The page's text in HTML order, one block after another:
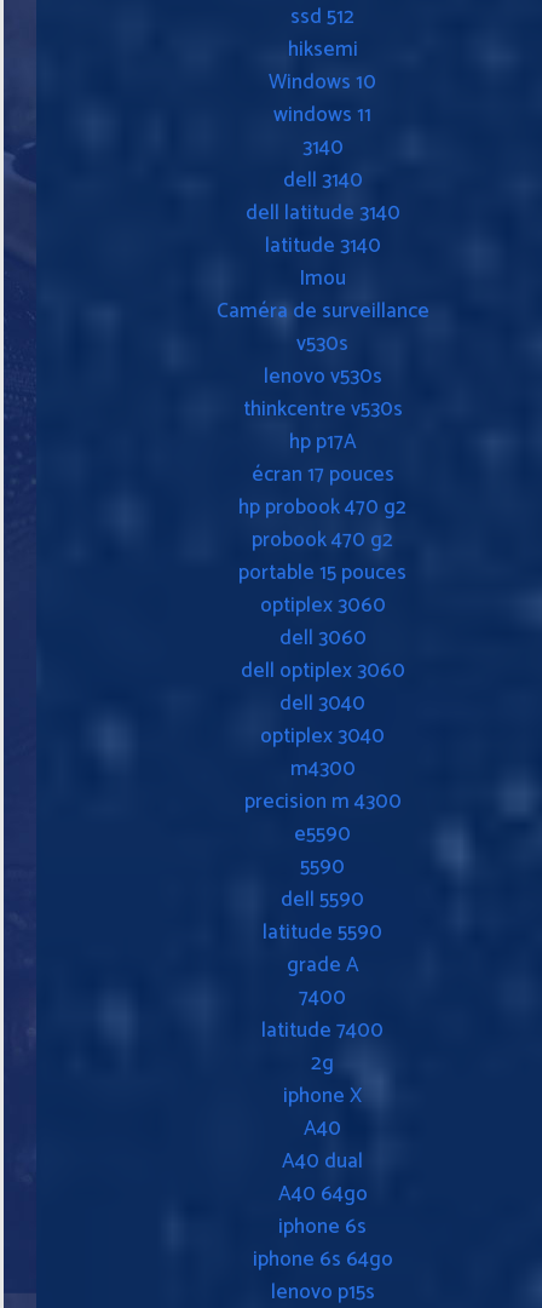
ssd 512
hiksemi
Windows 10
windows 11
3140
dell 3140
dell latitude 3140
latitude 3140
Imou
Caméra de surveillance
v530s
lenovo v530s
thinkcentre v530s
hp p17A
écran 17 pouces
hp probook 470 g2
probook 470 g2
portable 15 pouces
optiplex 3060
dell 3060
dell optiplex 3060
dell 3040
optiplex 3040
m4300
precision m 4300
e5590
5590
dell 5590
latitude 5590
grade A
7400
latitude 7400
2g
iphone X
A40
A40 dual
A40 64go
iphone 6s
iphone 6s 64go
lenovo p15s